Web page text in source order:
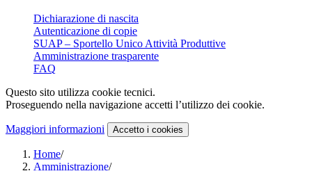
Dichiarazione di nascita
Autenticazione di copie
SUAP – Sportello Unico Attività Produttive
Amministrazione trasparente
FAQ
Questo sito utilizza cookie tecnici.
Proseguendo nella navigazione accetti l’utilizzo dei cookie.
Maggiori informazioni Accetto i cookies
Home/
Amministrazione/